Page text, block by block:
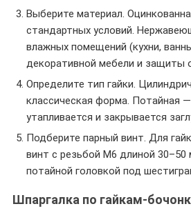
Выберите материал.
стандартных условий.
влажных помещений (кухни,
декоративной мебели и защиты
Определите тип гайки.
классическая форма. Потайная
утапливается и закрывается
Подберите парный винт. Для
винт с резьбой М6 длиной
потайной головкой под
Шпаргалка по гайкам-